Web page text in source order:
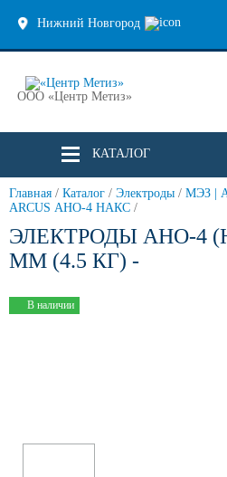
Нижний Новгород
ООО «Центр Метиз»
КАТАЛОГ
Главная / Каталог / Электроды / МЭЗ |
ARCUS АНО-4 НАКС /
ЭЛЕКТРОДЫ АНО-4
ММ (4.5 КГ) -
В наличии